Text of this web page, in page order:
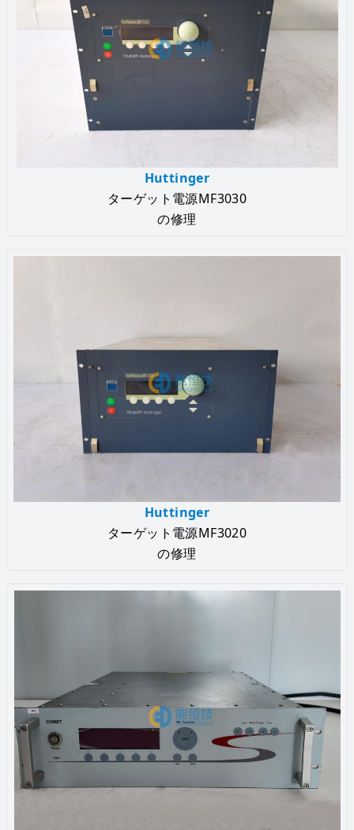
Huttinger
ターゲット電源MF3030
の修理
Huttinger
ターゲット電源MF3020
の修理